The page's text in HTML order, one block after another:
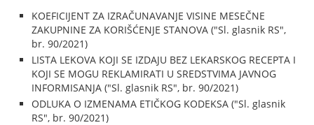
KOEFICIJENT ZA IZRAČUNAVANJE VISINE MESEČNE
ZAKUPNINE ZA KORIŠĆENJE STANOVA ("Sl. glasnik RS",
br. 90/2021)
LISTA LEKOVA KOJI SE IZDAJU BEZ LEKARSKOG RECEPTA I
KOJI SE MOGU REKLAMIRATI U SREDSTVIMA JAVNOG
INFORMISANJA ("Sl. glasnik RS", br. 90/2021)
ODLUKA O IZMENAMA ETIČKOG KODEKSA ("Sl. glasnik
RS", br. 90/2021)